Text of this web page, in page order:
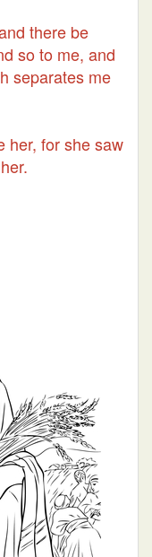
there be
so to me, and
separates me
her, for she saw